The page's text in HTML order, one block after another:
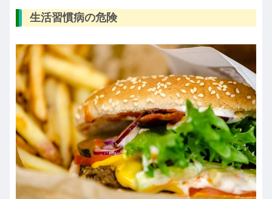
生活習慣病の危険